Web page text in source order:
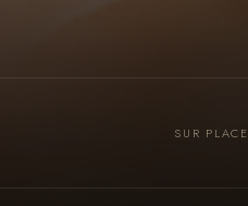
SUR PLACE